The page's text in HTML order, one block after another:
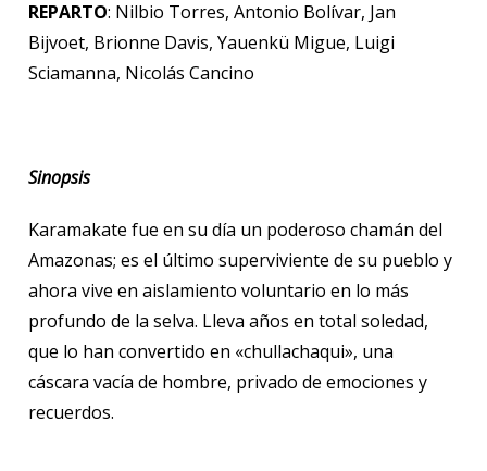
REPARTO: Nilbio Torres, Antonio Bolívar, Jan
Bijvoet, Brionne Davis, Yauenkü Migue, Luigi
Sciamanna, Nicolás Cancino
Sinopsis
Karamakate fue en su día un poderoso chamán del
Amazonas; es el último superviviente de su pueblo y
ahora vive en aislamiento voluntario en lo más
profundo de la selva. Lleva años en total soledad,
que lo han convertido en «chullachaqui», una
cáscara vacía de hombre, privado de emociones y
recuerdos.